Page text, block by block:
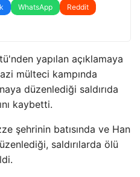
WhatsApp
Reddit
yapılan açıklamaya
mülteci kampında
düzenlediği saldırıda
kaybetti.
şehrinin batısında ve Han
saldırılarda ölü